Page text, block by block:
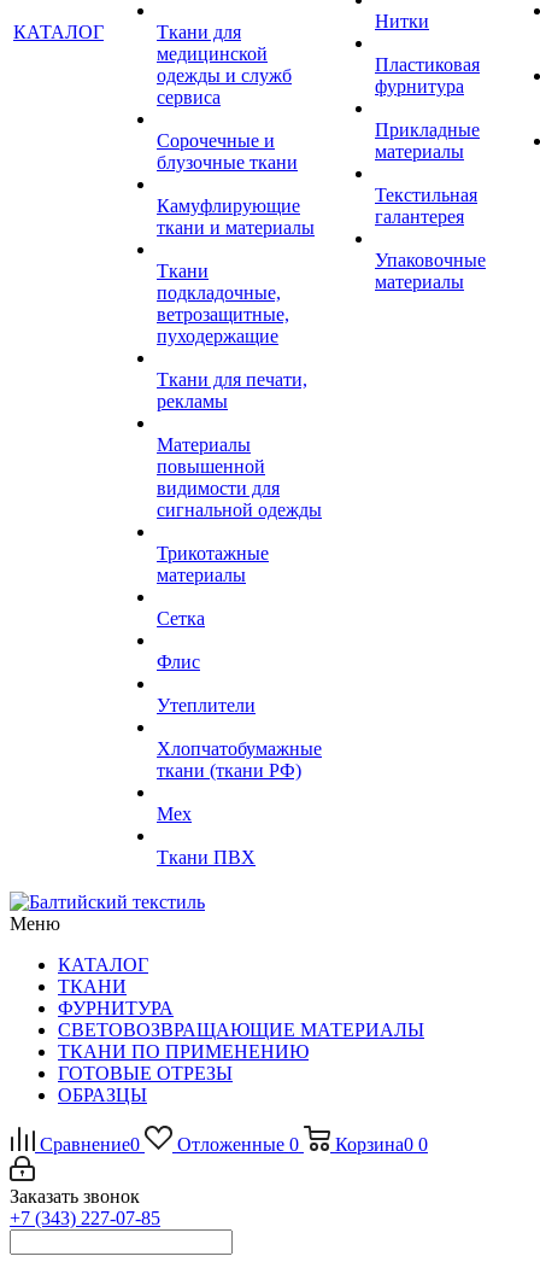
КАТАЛОГ
Ткани для
медицинской
одежды и служб
сервиса
Сорочечные и
блузочные ткани
Камуфлирующие
ткани и материалы
Ткани
подкладочные,
ветрозащитные,
пуходержащие
Ткани для печати,
рекламы
Материалы
повышенной
видимости для
сигнальной одежды
Трикотажные
материалы
Сетка
Флис
Утеплители
Хлопчатобумажные
ткани (ткани РФ)
Мех
Ткани ПВХ
Нитки
Пластиковая
фурнитура
Прикладные
материалы
Текстильная
галантерея
Упаковочные
материалы
Меню
КАТАЛОГ
ТКАНИ
ФУРНИТУРА
СВЕТОВОЗВРАЩАЮЩИЕ МАТЕРИАЛЫ
ТКАНИ ПО ПРИМЕНЕНИЮ
ГОТОВЫЕ ОТРЕЗЫ
ОБРАЗЦЫ
Сравнение0 Отложенные 0 Корзина0 0
Заказать звонок
+7 (343) 227-07-85